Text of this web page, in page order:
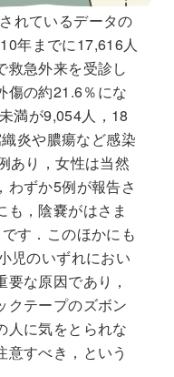
れているデータの
年までに17,616人
救急外来を受診し
傷の約21.6％にな
満が9,054人，18
炎や膿瘍など感染
あり，女性は当然
わずか5例が報告さ
，陰嚢がはさま
す．このほかにも
児のいずれにおい
な原因であり，
クテープのズボン
人に気をとられな
意すべき，という